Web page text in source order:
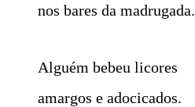
nos bares da madrugada.
Alguém bebeu licores
amargos e adocicados.